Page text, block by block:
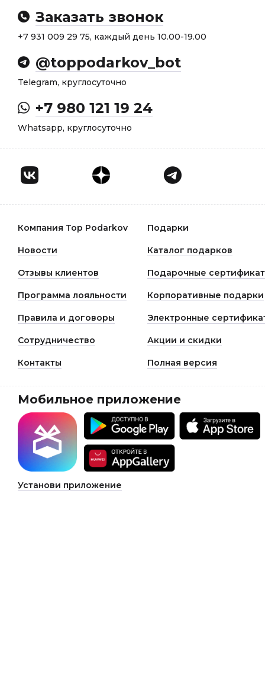
Заказать звонок
+7 931 009 29 75, каждый день 10.00-19.00
@toppodarkov_bot
Telegram, круглосуточно
+7 980 121 19 24
Whatsapp, круглосуточно
Компания Top Podarkov Подарки
Новости Каталог подарков
Отзывы клиентов Подарочные
Программа лояльности Корпоративные подарки
Правила и договоры Электронные
Сотрудничество Акции и скидки
Контакты Полная версия
Мобильное приложение
Установи приложение